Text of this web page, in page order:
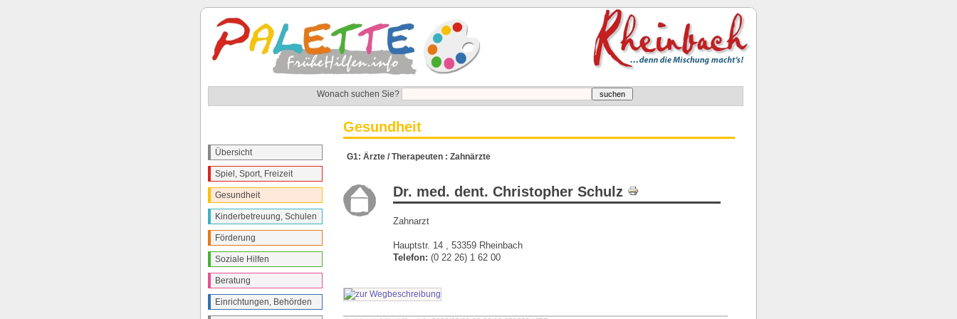
Wonach suchen Sie?
Gesundheit
G1: Ärzte / Therapeuten : Zahnärzte
Dr. med. dent. Christopher Schulz
Zahnarzt
Hauptstr. 14 , 53359 Rheinbach
Telefon: (0 22 26) 1 62 00
Übersicht
Spiel, Sport, Freizeit
Gesundheit
Kinderbetreuung, Schulen
Förderung
Soziale Hilfen
Beratung
Einrichtungen, Behörden